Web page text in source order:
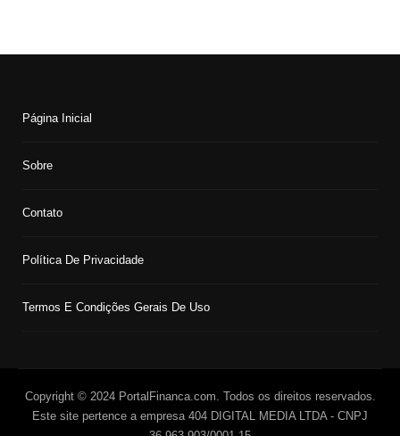
Página Inicial
Sobre
Contato
Política De Privacidade
Termos E Condições Gerais De Uso
Copyright © 2024 PortalFinanca.com. Todos os direitos reservados.
Este site pertence a empresa 404 DIGITAL MEDIA LTDA - CNPJ